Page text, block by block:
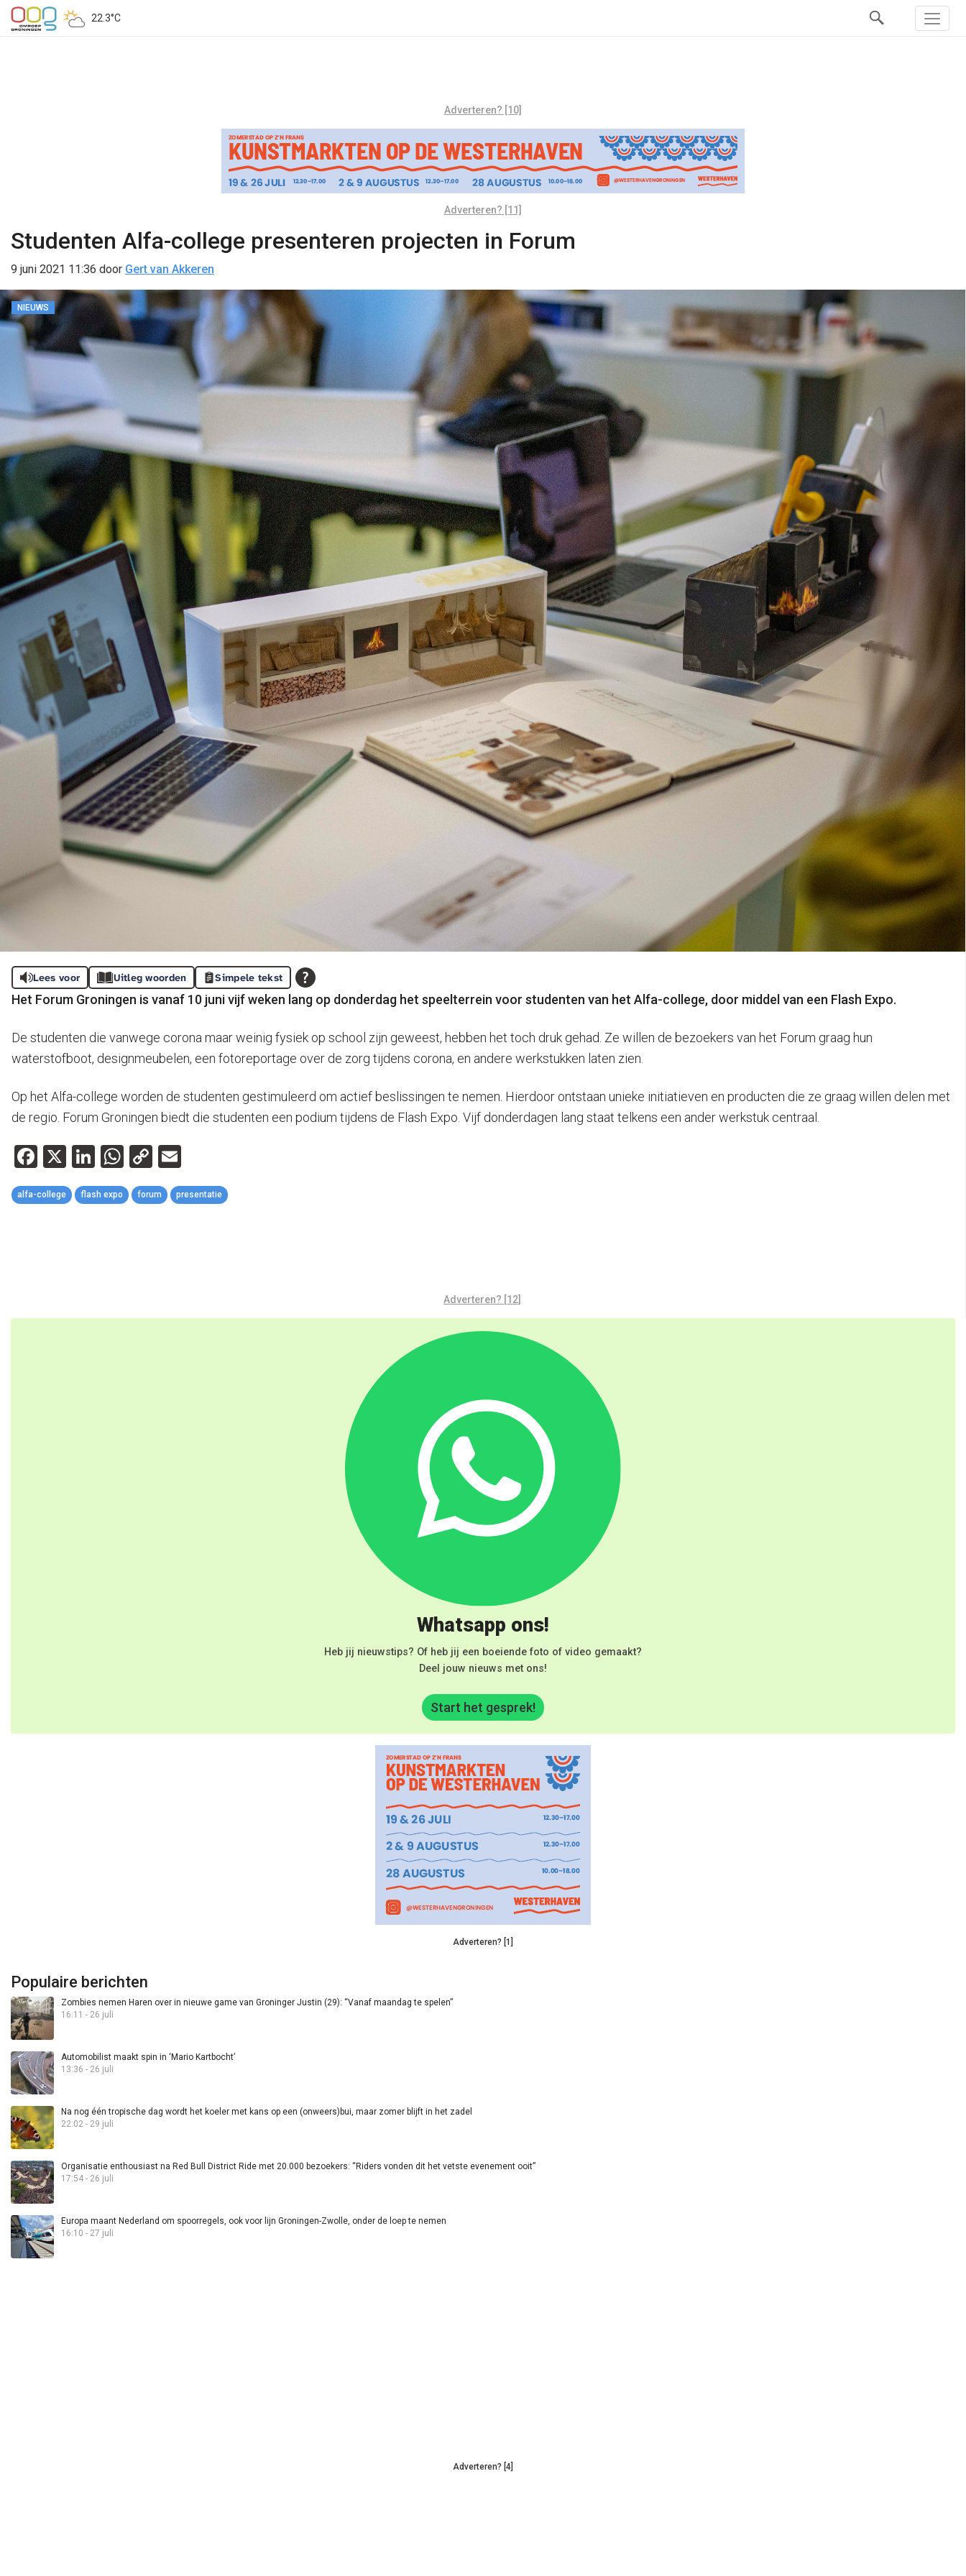
22.3°C
Adverteren? [10]
Adverteren? [11]
Studenten Alfa-college presenteren projecten in Forum
9 juni 2021 11:36 door Gert van Akkeren
NIEUWS
Lees voor Uitleg woorden Simpele tekst
Het Forum Groningen is vanaf 10 juni vijf weken lang op donderdag het speelterrein voor studenten van het Alfa-college, door middel van een Flash Expo.
De studenten die vanwege corona maar weinig fysiek op school zijn geweest, hebben het toch druk gehad. Ze willen de bezoekers van het Forum graag hun
waterstofboot, designmeubelen, een fotoreportage over de zorg tijdens corona, en andere werkstukken laten zien.
Op het Alfa-college worden de studenten gestimuleerd om actief beslissingen te nemen. Hierdoor ontstaan unieke initiatieven en producten die ze graag willen delen met
de regio. Forum Groningen biedt die studenten een podium tijdens de Flash Expo. Vijf donderdagen lang staat telkens een ander werkstuk centraal.
Facebook
X LinkedIn
WhatsApp
Copy
Link
alfa-college flash expo forum presentatie
Adverteren? [12]
Whatsapp ons!
Heb jij nieuwstips? Of heb jij een boeiende foto of video gemaakt?
Deel jouw nieuws met ons!
Start het gesprek!
Adverteren? [1]
Populaire berichten
Zombies nemen Haren over in nieuwe game van Groninger Justin (29): “Vanaf maandag te spelen”
16:11 - 26 juli
Automobilist maakt spin in ‘Mario Kartbocht’
13:36 - 26 juli
Na nog één tropische dag wordt het koeler met kans op een (onweers)bui, maar zomer blijft in het zadel
22:02 - 29 juli
Organisatie enthousiast na Red Bull District Ride met 20.000 bezoekers: “Riders vonden dit het vetste evenement ooit”
17:54 - 26 juli
Europa maant Nederland om spoorregels, ook voor lijn Groningen-Zwolle, onder de loep te nemen
16:10 - 27 juli
Adverteren? [4]